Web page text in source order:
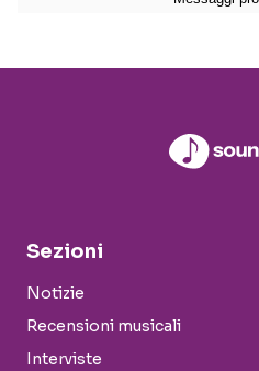
Sezioni
Notizie
Recensioni musicali
Interviste